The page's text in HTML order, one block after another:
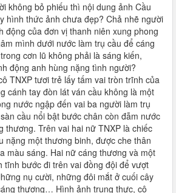
không bỏ phiếu thì nội dung ảnh Cầu
hình thức ảnh chưa đẹp? Chả nhẽ người
động của đơn vị thanh niên xung phong
mình dưới nước làm trụ cầu để cáng
cơn lũ không phải là sáng kiến,
động anh hùng nặng tình người?
TNXP tươi trẻ lấy tấm vai tròn trĩnh của
cánh tay đòn lát ván cầu không là một
nước ngập đến vai ba người làm trụ
cầu nổi bật bước chân còn đẫm nước
thương. Trên vai hai nữ TNXP là chiếc
nặng một thương binh, được che thân
màu sáng. Hai nữ cáng thương và một
tĩnh bước đi trên vai đồng đội để vượt
nụ cười, những đôi mắt ở cuối cây
thương… Hình ảnh trung thực, cô